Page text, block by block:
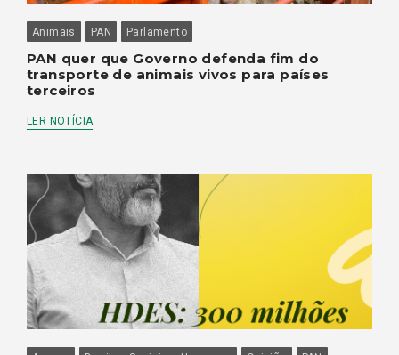
Animais PAN Parlamento
PAN quer que Governo defenda fim do
transporte de animais vivos para países
terceiros
LER NOTÍCIA